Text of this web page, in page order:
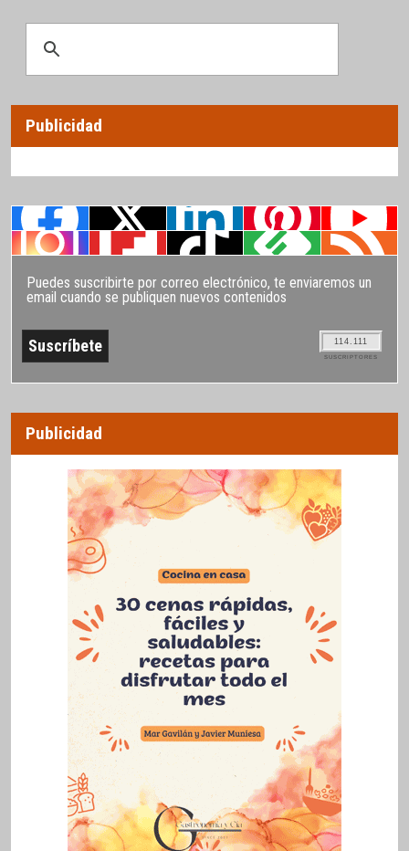
Publicidad
Puedes suscribirte por correo electrónico, te enviaremos un
email cuando se publiquen nuevos contenidos
114.111
SUSCRIPTORES
Publicidad